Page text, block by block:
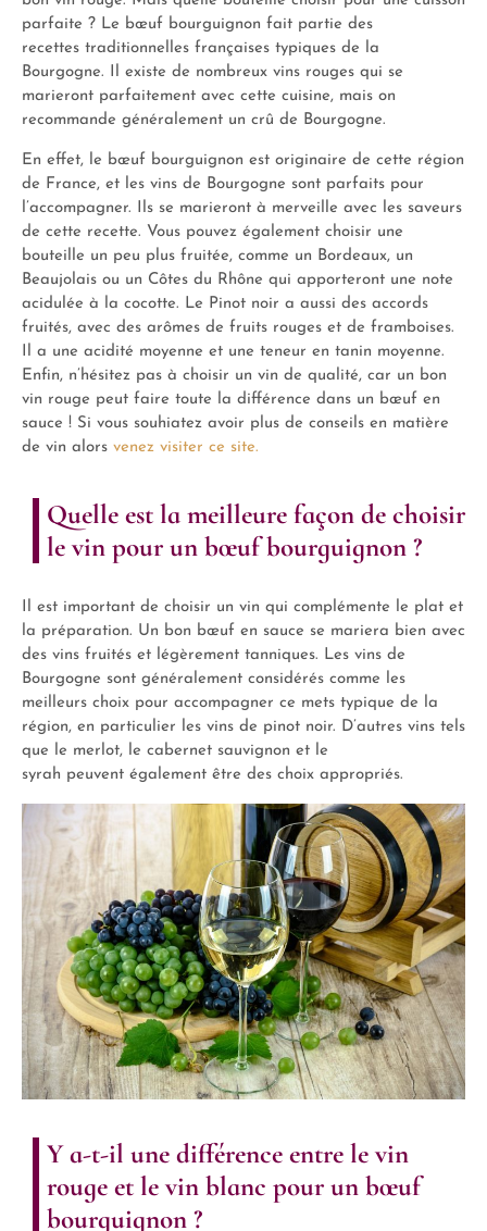
parfaite ? Le bœuf bourguignon fait partie des
recettes traditionnelles françaises typiques de la
Bourgogne. Il existe de nombreux vins rouges qui se
marieront parfaitement avec cette cuisine, mais on
recommande généralement un crû de Bourgogne.
En effet, le bœuf bourguignon est originaire de cette région
de France, et les vins de Bourgogne sont parfaits pour
l’accompagner. Ils se marieront à merveille avec les saveurs
de cette recette. Vous pouvez également choisir une
bouteille un peu plus fruitée, comme un Bordeaux, un
Beaujolais ou un Côtes du Rhône qui apporteront une note
acidulée à la cocotte. Le Pinot noir a aussi des accords
fruités, avec des arômes de fruits rouges et de framboises.
Il a une acidité moyenne et une teneur en tanin moyenne.
Enfin, n’hésitez pas à choisir un vin de qualité, car un bon
vin rouge peut faire toute la différence dans un bœuf en
sauce ! Si vous souhiatez avoir plus de conseils en matière
de vin alors venez visiter ce site.
Quelle est la meilleure façon de choisir
le vin pour un bœuf bourguignon ?
Il est important de choisir un vin qui complémente le plat et
la préparation. Un bon bœuf en sauce se mariera bien avec
des vins fruités et légèrement tanniques. Les vins de
Bourgogne sont généralement considérés comme les
meilleurs choix pour accompagner ce mets typique de la
région, en particulier les vins de pinot noir. D’autres vins tels
que le merlot, le cabernet sauvignon et le
syrah peuvent également être des choix appropriés.
Y a-t-il une différence entre le vin
rouge et le vin blanc pour un bœuf
bourguignon ?